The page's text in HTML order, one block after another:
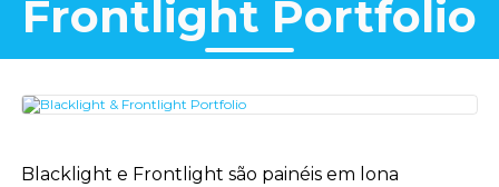
Frontlight Portfolio
Blacklight e Frontlight são painéis em lona